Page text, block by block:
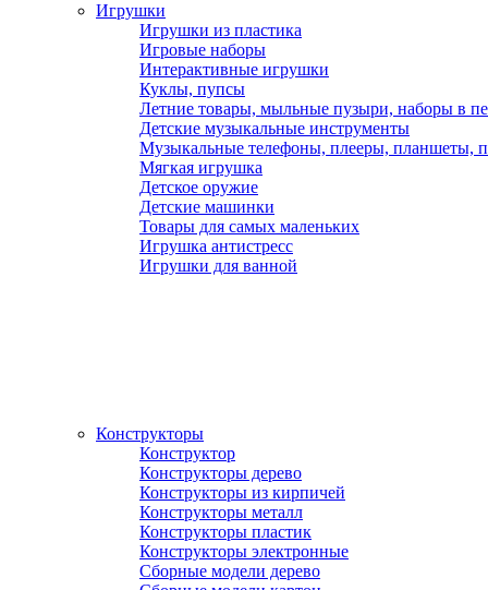
Игрушки
Игрушки из пластика
Игровые наборы
Интерактивные игрушки
Куклы, пупсы
Летние товары, мыльные пузыри, наборы в
Детские музыкальные инструменты
Музыкальные телефоны, плееры, планшеты,
Мягкая игрушка
Детское оружие
Детские машинки
Товары для самых маленьких
Игрушка антистресс
Игрушки для ванной
Конструкторы
Конструктор
Конструкторы дерево
Конструкторы из кирпичей
Конструкторы металл
Конструкторы пластик
Конструкторы электронные
Сборные модели дерево